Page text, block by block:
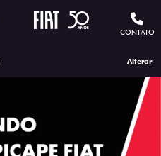
CONTATO
Alterar